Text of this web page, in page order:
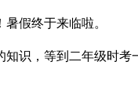
假终于来临啦。
识，等到二年级时考